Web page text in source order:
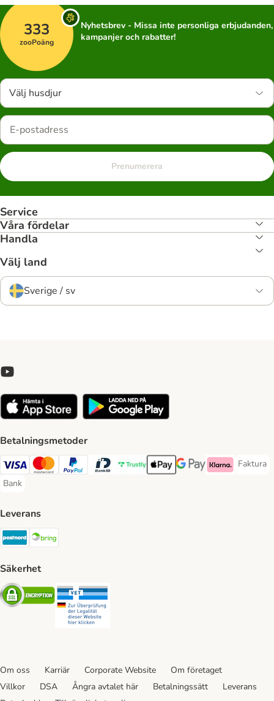
333
zooPoäng
Nyhetsbrev - Missa inte personliga erbjudanden,
kampanjer och rabatter!
Välj husdjur
Prenumerera
Service
Våra fördelar
Handla
Välj land
Sverige / sv
Betalningsmetoder
Visa Payment Method
Mastercard Payment Method
PayPal Payment Method
BankID Payment Method
Trustly Payment Method
Apple Pay Payment Method
Googple Pay Payment
Klarna Payment
Faktura
Faktura
Bank
Bank Payment Method
Leverans
Postnord Shipping Method
Säkerhet
Security
Om oss Karriär Corporate Website
Om företaget
Villkor
DSA Ångra avtalet här Betalningssätt
Leverans